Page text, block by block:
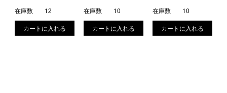
在庫数 12 在庫数 10 在庫数 10